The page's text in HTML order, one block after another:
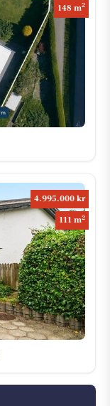
148 m2
4.995.000 kr
111 m2